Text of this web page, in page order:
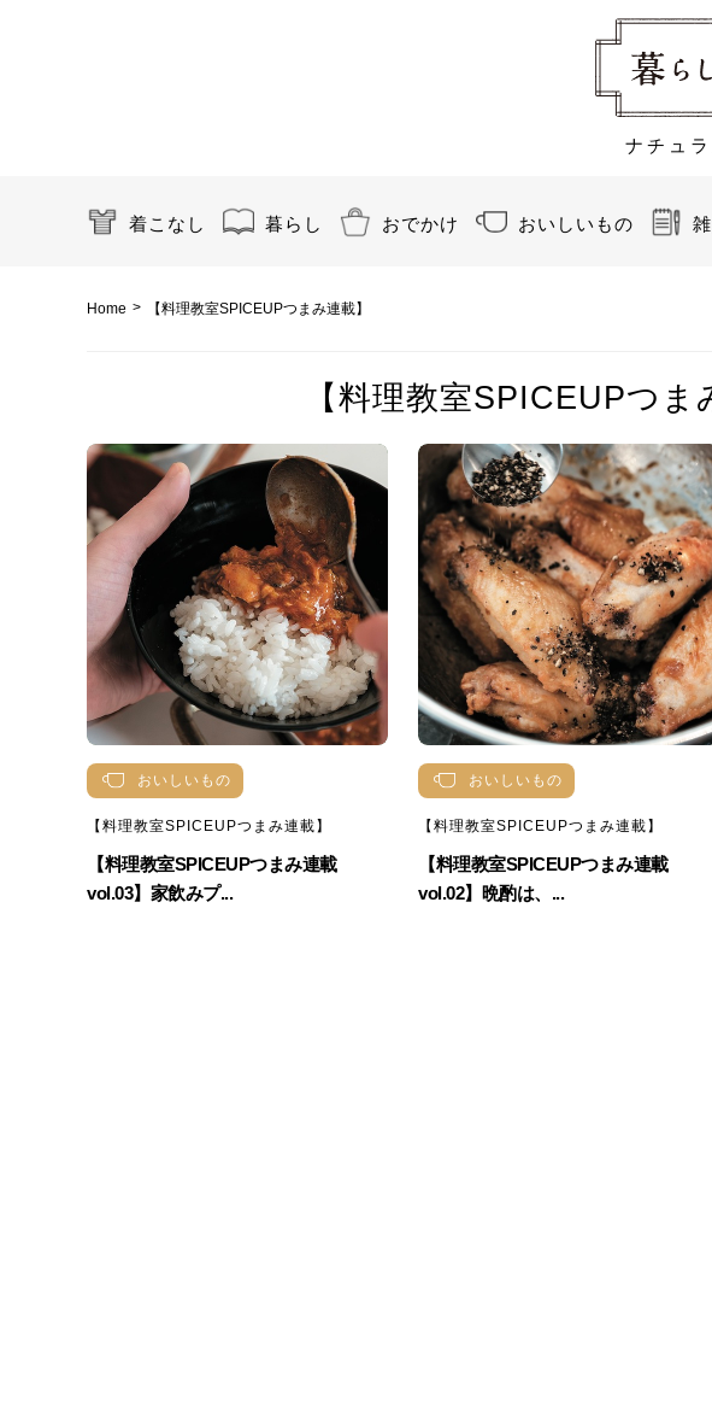
ナチュ
着こなし 暮らし おでかけ おいしいもの
Home > 【料理教室SPICEUPつまみ連載】
【料理教室SPICEUPつま
おいしいもの
【料理教室SPICEUPつまみ連載】
【料理教室SPICEUPつまみ連載
vol.03】家飲みプ...
おいしいもの
【料理教室SPICEUPつまみ連載】
【料理教室SPICEUPつまみ連載
vol.02】晩酌は、...